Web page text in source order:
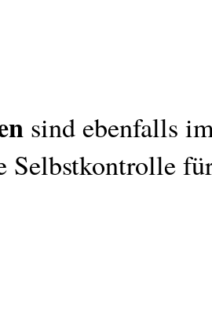
sind ebenfalls
Selbstkontrolle